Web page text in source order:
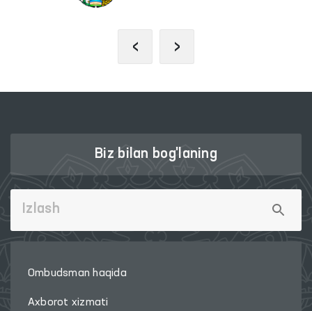
‹ ›
Biz bilan bog'laning
Ombudsman haqida
Axborot xizmati